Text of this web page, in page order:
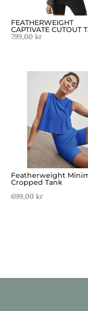
FEATHERWEIGHT
CAPTIVATE CUTOUT
799,00kr
Featherweight
Cropped Tank
699,00kr